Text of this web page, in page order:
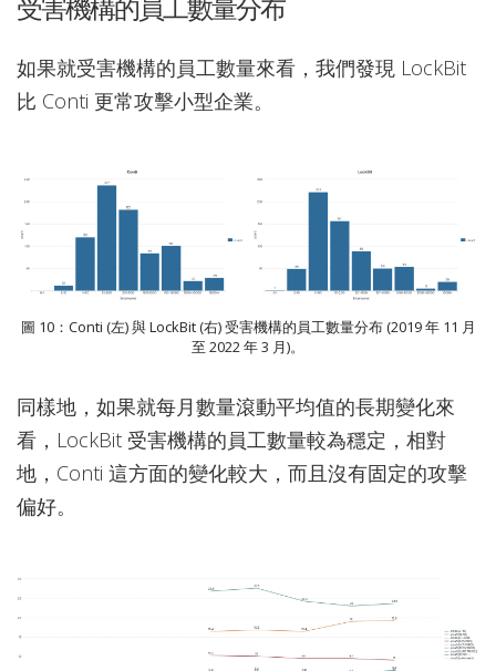
受害機構的員工數量分布
如果就受害機構的員工數量來看，我們發現 LockBit
比 Conti 更常攻擊小型企業。
圖 10：Conti (左) 與 LockBit (右) 受害機構的員工數量分布 (2019 年 11 月
至 2022 年 3 月)。
同樣地，如果就每月數量滾動平均值的長期變化來
看，LockBit 受害機構的員工數量較為穩定，相對
地，Conti 這方面的變化較大，而且沒有固定的攻擊
偏好。